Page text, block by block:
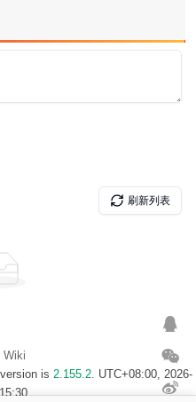
Wiki
is 2.155.2. UTC+08:00, 2026-